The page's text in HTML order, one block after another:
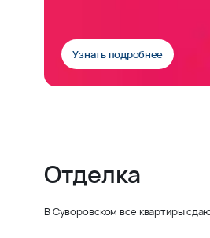
Узнать подробнее
Отделка
В Суворовском все квартиры